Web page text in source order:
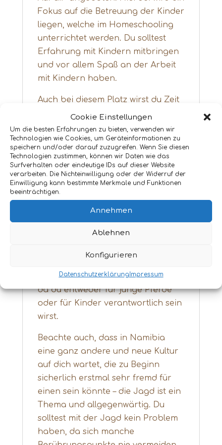
Cookie Einstellungen
Um die besten Erfahrungen zu bieten, verwenden wir
Technologien wie Cookies, um Geräteinformationen zu
speichern und/oder darauf zuzugreifen. Wenn Sie diesen
Technologien zustimmen, können wir Daten wie das
Surfverhalten oder eindeutige IDs auf dieser Website
verarbeiten. Die Nichteinwilligung oder der Widerruf der
Einwilligung kann bestimmte Merkmale und Funktionen
beeinträchtigen.
Annehmen
Ablehnen
Konfigurieren
DatenschutzerklärungImpressum
Fokus auf die Betreuung der Kinder
liegen, welche im Homeschooling
unterrichtet werden. Du solltest
Erfahrung mit Kindern mitbringen
und vor allem Spaß an der Arbeit
mit Kindern haben.
Auch bei diesem Platz wirst du Zeit
im Stall und auf dem Pferderücken
verbringen & musst unter
Umständen nicht ganz so fit im
Umgang mit jungen Pferden sein.
Abgesehen von den Hunden,
Pferden und Rindern, leben auf der
Farm Sable-Antilopen, Oryxe,
Springböcke, Zebras, Hartebeest,
Strauße und Kudus.
Verantwortungsbewusstsein haben,
da du entweder für junge Pferde
oder für Kinder verantwortlich sein
wirst.
Beachte auch, dass in Namibia
eine ganz andere und neue Kultur
auf dich wartet, die zu Beginn
sicherlich erstmal sehr fremd für
einen sein könnte – die Jagd ist ein
Thema und allgegenwärtig. Du
solltest mit der Jagd kein Problem
haben, da sich manche